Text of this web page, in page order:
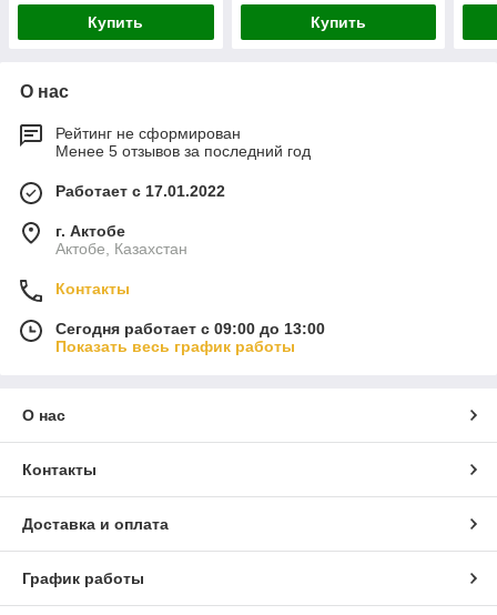
Купить Купить
О нас
Рейтинг не сформирован
Менее 5 отзывов за последний год
Работает с 17.01.2022
г. Актобе
Актобе, Казахстан
Контакты
Сегодня работает с 09:00 до 13:00
Показать весь график работы
О нас
Контакты
Доставка и оплата
График работы